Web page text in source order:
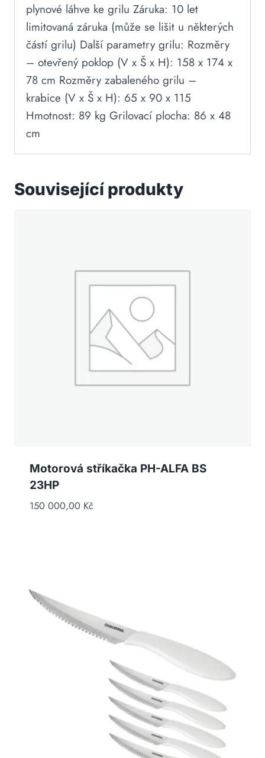
plynové láhve ke grilu Záruka: 10 let
limitovaná záruka (může se lišit u některých
částí grilu) Další parametry grilu: Rozměry
– otevřený poklop (V x Š x H): 158 x 174 x
78 cm Rozměry zabaleného grilu –
krabice (V x Š x H): 65 x 90 x 115
Hmotnost: 89 kg Grilovací plocha: 86 x 48
cm
Související produkty
Motorová stříkačka PH-ALFA BS
23HP
150 000,00 Kč